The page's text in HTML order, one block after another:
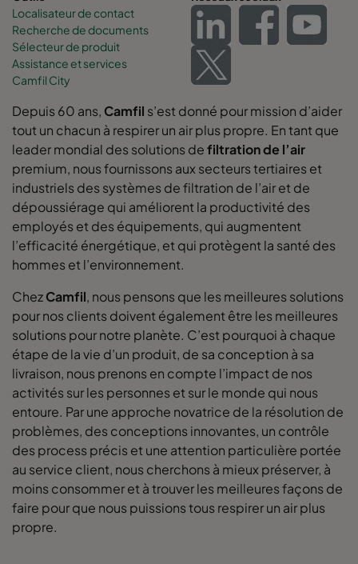
Localisateur de contact
Recherche de documents
Sélecteur de produit
Assistance et services
Camfil City
Depuis 60 ans, Camfil s’est donné pour mission d’aider
tout un chacun à respirer un air plus propre. En tant que
leader mondial des solutions defiltration de l’air
premium, nous fournissons aux secteurs tertiaires et
industriels des systèmes de filtration de l’air et de
dépoussiérage qui améliorent la productivité des
employés et des équipements, qui augmentent
l’efficacité énergétique, et qui protègent la santé des
hommes et l’environnement.
ChezCamfil, nous pensons que les meilleures solutions
pour nos clients doivent également être les meilleures
solutions pour notre planète. C’est pourquoi à chaque
étape de la vie d’un produit, de sa conception à sa
livraison, nous prenons en compte l’impact de nos
activités sur les personnes et sur le monde qui nous
entoure. Par une approche novatrice de la résolution de
problèmes, des conceptions innovantes, un contrôle
des process précis et une attention particulière portée
au service client, nous cherchons à mieux préserver, à
moins consommer et à trouver les meilleures façons de
faire pour que nous puissions tous respirer un air plus
propre.